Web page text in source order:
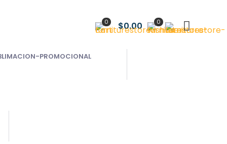
0 $0.00 0